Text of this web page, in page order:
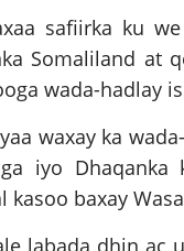
safiirka ku
Somaliland at
wada-hadlay
waxay ka
iyo
baxay
labada dhin ac